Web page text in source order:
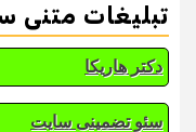
تبلیغات متنی
دکتر هاریکا
سئو تضمینی سایت